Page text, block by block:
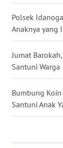
Polsek
Anaknya yang
Jumat
Santuni Warga
Bumbung
Santuni Anak
WN
MALUT
WN
DAIRI
WN
TOBA